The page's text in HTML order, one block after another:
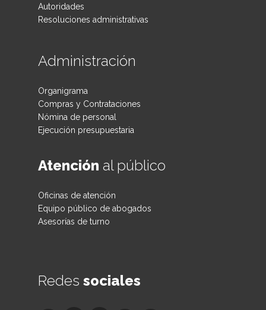
Autoridades
Resoluciones administrativas
Administración
Organigrama
Compras y Contrataciones
Nómina de personal
Ejecución presupuestaria
Atención al público
Oficinas de atención
Equipo público de abogados
Asesorías de turno
Redes sociales